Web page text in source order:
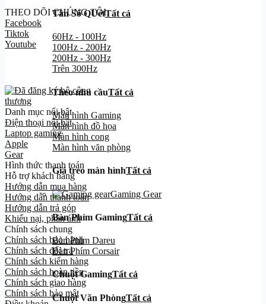
Tần Số QUétTất cả
60Hz - 100Hz
100Hz - 200Hz
200Hz - 300Hz
Trên 300Hz
Theo nhu cầuTất cả
Màn hình Gaming
Màn hình đồ họa
Màn hình cong
Màn hình văn phòng
Giá treo màn hìnhTất cả
Gaming Gear
Bàn Phím GamingTất cả
Bàn Phím Dareu
Bàn Phím Corsair
Chuột GamingTất cả
Chuột Văn PhòngTất cả
THEO DÕI CHÚNG TÔI
Facebook
Tiktok
Youtube
Danh mục nổi bật
Điện thoại nổi bật
Laptop gaming
Apple
Gear
Hình thức thanh toán
Hỗ trợ khách hàng
Hướng dẫn mua hàng
Hướng dẫn thanh toán
Hướng dẫn trả góp
Khiếu nại, phản ánh
Chính sách chung
Chính sách bảo hành
Chính sách đổi trả
Chính sách kiểm hàng
Chính sách hoàn tiền
Chính sách giao hàng
Chính sách bảo mật